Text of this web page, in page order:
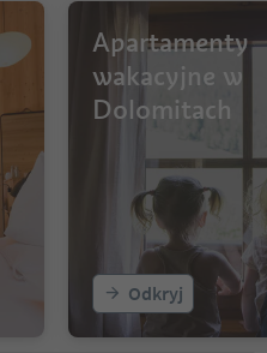
Apartamenty
wakacyjne w
Dolomitach
Odkryj